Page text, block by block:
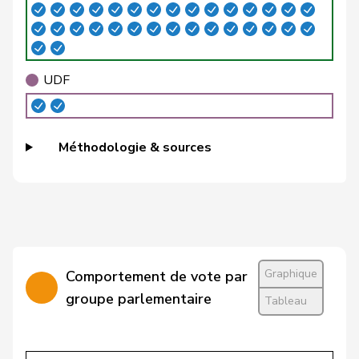
Büchel
Roland
Rino
UDC V SG
Buffat Michaël UDC V
VD
Bühler
Manfred UDC V
BE
Marbach
Christine Centre
M-E
ZH
Calame
Didier UDC
UDF
Méthodologie & sources
Comportement de vote par
groupe parlementaire
Graphique
Tableau